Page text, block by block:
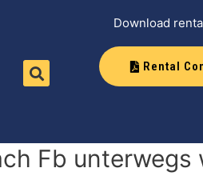
Download
Rental
Fb unterwegs